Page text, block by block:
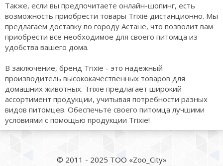
Также, если вы предпочитаете онлайн-шопинг, есть
возможность приобрести товары Trixie дистанционно. Мы
предлагаем доставку по городу Астане, что позволит вам
приобрести все необходимое для своего питомца из
удобства вашего дома.
В заключение, бренд Trixie - это надежный
производитель высококачественных товаров для
домашних животных. Trixie предлагает широкий
ассортимент продукции, учитывая потребности разных
видов питомцев. Обеспечьте своего питомца лучшими
условиями с помощью продукции Trixie!
© 2011 - 2025 ТОО «Zoo_City»